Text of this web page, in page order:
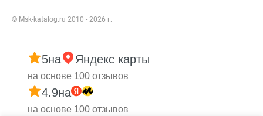
© Msk-katalog.ru 2010 - 2026 г.
5на Яндекс карты
на основе 100 отзывов
4.9на
на основе 100 отзывов